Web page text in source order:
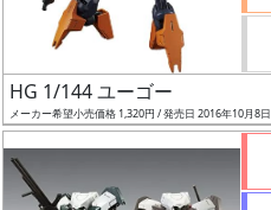
成
形
色
HG 1/144 ユーゴー
メーカー希望小売価格 1,320円 / 発売日 2016年10月8日